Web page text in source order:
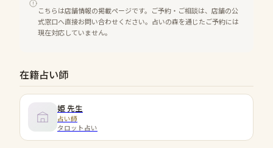
こちらは店舗情報の掲載ページです。ご予約・ご相談は、店舗の公
式窓口へ直接お問い合わせください。占いの森を通じたご予約には
現在対応していません。
在籍占い師
姫 先生
占い師
タロット占い